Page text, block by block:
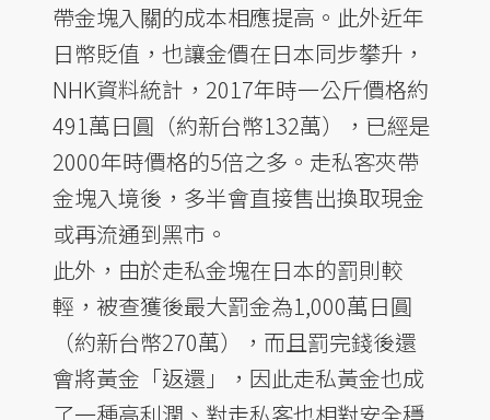
帶金塊入關的成本相應提高。此外近年
日幣貶值，也讓金價在日本同步攀升，
NHK資料統計，2017年時一公斤價格約
491萬日圓（約新台幣132萬），已經是
2000年時價格的5倍之多。走私客夾帶
金塊入境後，多半會直接售出換取現金
或再流通到黑市。
此外，由於走私金塊在日本的罰則較
輕，被查獲後最大罰金為1,000萬日圓
（約新台幣270萬），而且罰完錢後還
會將黃金「返還」，因此走私黃金也成